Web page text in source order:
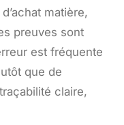
matière,
preuves sont
est fréquente
que de
claire,